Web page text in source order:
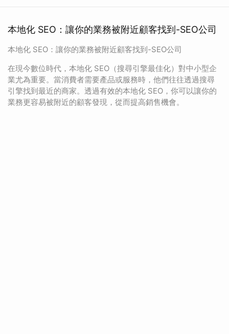
本地化 SEO：讓你的業務被附近顧客找到-SEO公司
本地化 SEO：讓你的業務被附近顧客找到-SEO公司
在現今數位時代，本地化 SEO（搜尋引擎最佳化）對中小型企
業尤為重要。當消費者需要產品或服務時，他們往往透過搜尋
引擎找到最近的商家。透過有效的本地化 SEO，你可以讓你的
業務更容易被附近的顧客發現，從而提高銷售機會。